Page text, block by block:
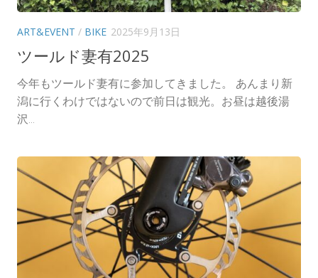
ART&EVENT / BIKE 2025年9月13日
ツールド妻有2025
今年もツールド妻有に参加してきました。 あんまり新
潟に行くわけではないので前日は観光。お昼は越後湯
沢...